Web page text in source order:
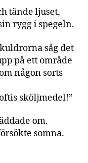
tände ljuset,
rygg i spegeln.
såg det
på ett område
någon sorts
sköljmedel!”
om.
somna.